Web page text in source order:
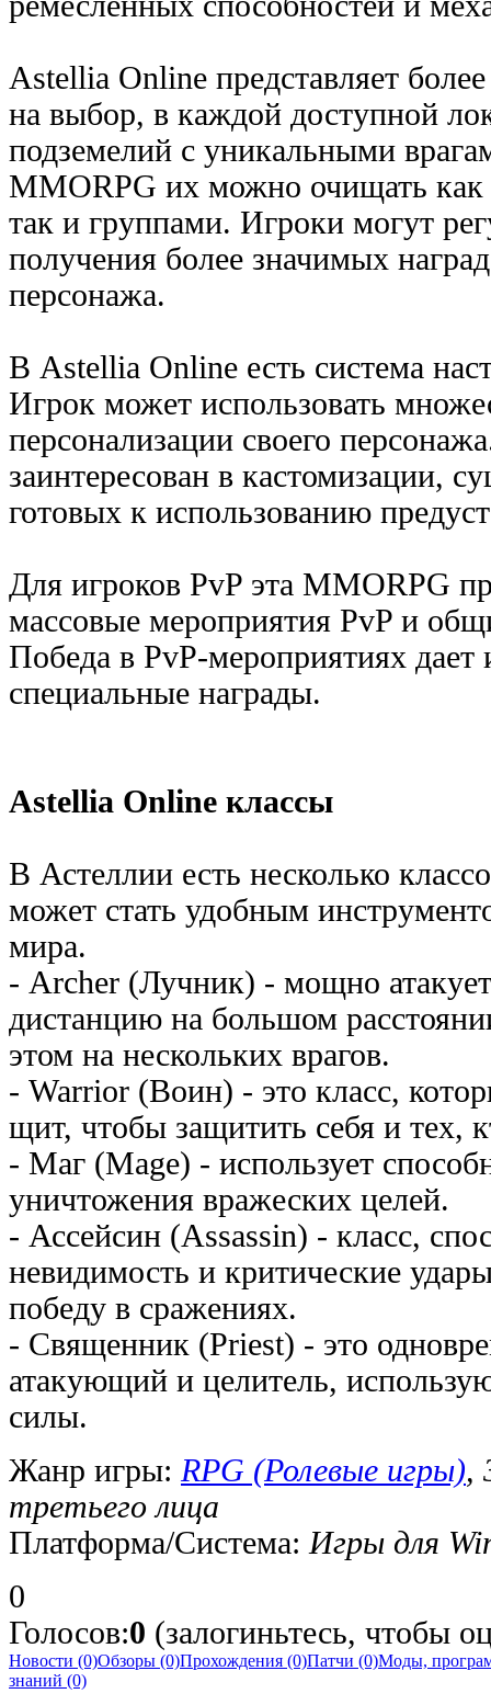
Astellia Online представляет
на выбор, в каждой доступной
подземелий с уникальными
MMORPG их можно очищать
так и группами. Игроки могут
получения более значимых
персонажа.
В Astellia Online есть система
Игрок может использовать
персонализации своего
заинтересован в кастомизации,
готовых к использованию
Для игроков PvP эта MMORPG
массовые мероприятия PvP и
Победа в PvP-мероприятиях дает
специальные награды.
Astellia Online классы
В Астеллии есть несколько
может стать удобным
мира.
- Archer (Лучник) - мощно
дистанцию на большом
этом на нескольких врагов.
- Warrior (Воин) - это класс,
щит, чтобы защитить себя и тех,
- Маг (Mage) - использует
уничтожения вражеских целей.
- Ассейсин (Assassin) - класс,
невидимость и критические
победу в сражениях.
- Священник (Priest) - это
атакующий и целитель,
силы.
Жанр игры: RPG (Ролевые игры),
третьего лица
Платформа/Система: Игры для
0
Голосов:0 (залогиньтесь, чтобы
Новости (0)Обзоры (0)Прохождения (0)Патчи (0)Моды,
знаний (0)